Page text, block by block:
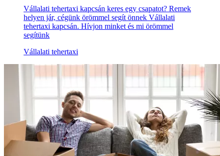
Vállalati tehertaxi kapcsán keres egy csapatot? Remek
helyen jár, cégünk örömmel segít önnek Vállalati
tehertaxi kapcsán. Hívjon minket és mi örömmel
segítünk
Vállalati tehertaxi